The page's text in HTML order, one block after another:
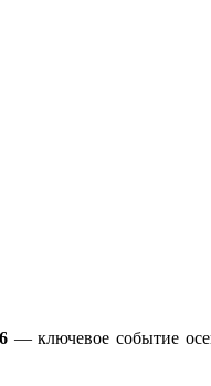
— ключевое событие